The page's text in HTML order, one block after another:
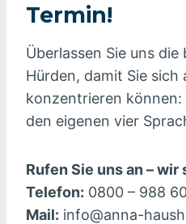
Termin!
Überlassen Sie uns
Hürden, damit Sie sich
konzentrieren
den eigenen vier
Rufen Sie uns an – wir
Telefon: 0800 – 988
Mail: info@anna-